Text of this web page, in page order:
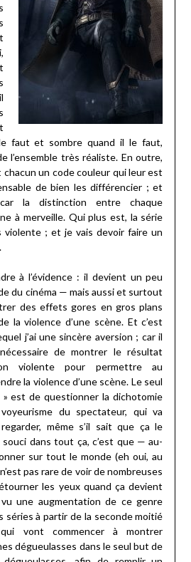
faut et sombre quand il le faut,
l’ensemble très réaliste. En outre,
chacun un code couleur qui leur est
de bien les différencier ; et
la distinction entre chaque
à merveille. Qui plus est, la série
; et je vais devoir faire un
l’évidence : il devient un peu
du cinéma — mais aussi et surtout
des effets gores en gros plans
la violence d’une scène. Et c’est
j’ai une sincère aversion ; car il
de montrer le résultat
violente pour permettre au
la violence d’une scène. Le seul
est de questionner la dichotomie
du spectateur, qui va
même s’il sait que ça le
dans tout ça, c’est que — au-
sur tout le monde (eh oui, au
pas rare de voir de nombreuses
les yeux quand ça devient
une augmentation de ce genre
séries à partir de la seconde moitié
vont commencer à montrer
dégueulasses dans le seul but de